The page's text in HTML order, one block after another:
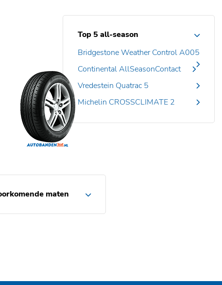
Top 5 all-season
Bridgestone Weather Control A005
Continental AllSeasonContact
Vredestein Quatrac 5
Michelin CROSSCLIMATE 2
maten